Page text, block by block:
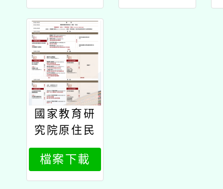
4年原住民
族教育政策
研討會「原
住民族教育
的未來：傳
承與創新」
公文國家研
究院
4年原住民
國家教育研
究院原住民
族教育研究
中心辦理11
4年原住民
檔案下載